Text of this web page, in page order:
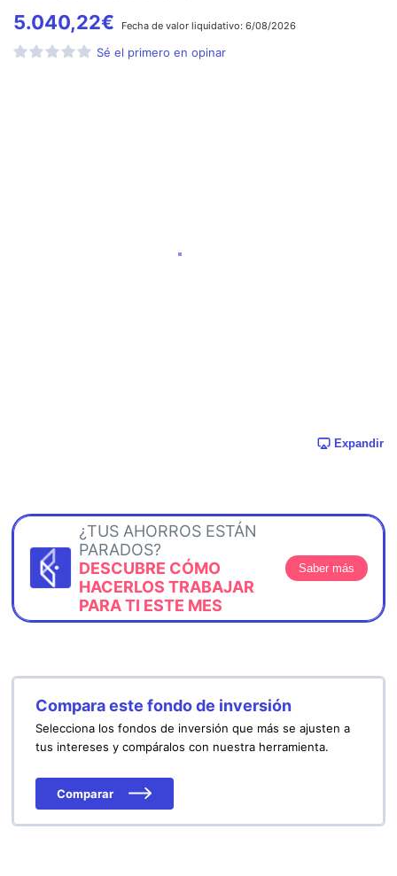
5.040,22€ Fecha de valor liquidativo: 6/08/2026
Sé el primero en opinar
Expandir
¿TUS AHORROS ESTÁN
PARADOS?
DESCUBRE CÓMO
HACERLOS TRABAJAR
PARA TI ESTE MES
Saber más
Compara este fondo de inversión
Selecciona los fondos de inversión que más se ajusten a
tus intereses y compáralos con nuestra herramienta.
Comparar